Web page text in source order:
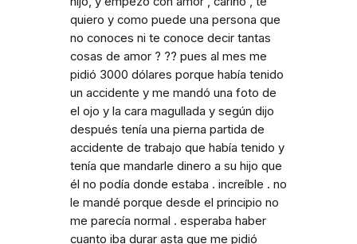
quiero y como puede una persona que
no conoces ni te conoce decir tantas
cosas de amor ? ?? pues al mes me
pidió 3000 dólares porque había tenido
un accidente y me mandó una foto de
el ojo y la cara magullada y según dijo
después tenía una pierna partida de
accidente de trabajo que había tenido y
tenía que mandarle dinero a su hijo que
él no podía donde estaba . increíble . no
le mandé porque desde el principio no
me parecía normal . esperaba haber
cuanto iba durar asta que me pidió